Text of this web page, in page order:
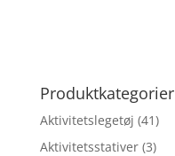
Produktkategorier
Aktivitetslegetøj (41)
Aktivitetsstativer (3)